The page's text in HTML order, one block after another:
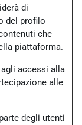
di
del profilo
che
piattaforma.
accessi alla
alle
degli utenti